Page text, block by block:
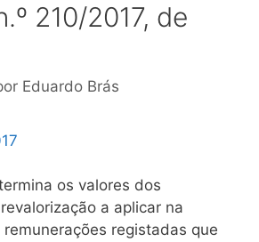
210/2017, de
Eduardo Brás
os valores dos
a aplicar na
registadas que